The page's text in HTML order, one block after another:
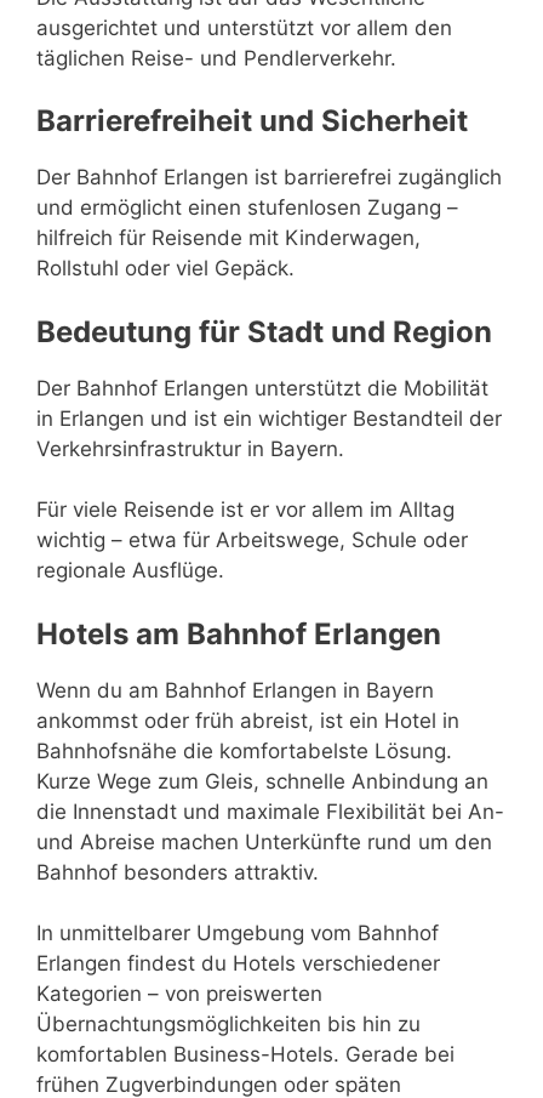
ausgerichtet und unterstützt vor allem den
täglichen Reise- und Pendlerverkehr.
Barrierefreiheit und Sicherheit
Der Bahnhof Erlangen ist barrierefrei zugänglich
und ermöglicht einen stufenlosen Zugang –
hilfreich für Reisende mit Kinderwagen,
Rollstuhl oder viel Gepäck.
Bedeutung für Stadt und Region
Der Bahnhof Erlangen unterstützt die Mobilität
in Erlangen und ist ein wichtiger Bestandteil der
Verkehrsinfrastruktur in Bayern.
Für viele Reisende ist er vor allem im Alltag
wichtig – etwa für Arbeitswege, Schule oder
regionale Ausflüge.
Hotels am Bahnhof Erlangen
Wenn du am Bahnhof Erlangen in Bayern
ankommst oder früh abreist, ist ein Hotel in
Bahnhofsnähe die komfortabelste Lösung.
Kurze Wege zum Gleis, schnelle Anbindung an
die Innenstadt und maximale Flexibilität bei An-
und Abreise machen Unterkünfte rund um den
Bahnhof besonders attraktiv.
In unmittelbarer Umgebung vom Bahnhof
Erlangen findest du Hotels verschiedener
Kategorien – von preiswerten
Übernachtungsmöglichkeiten bis hin zu
komfortablen Business-Hotels. Gerade bei
frühen Zugverbindungen oder späten